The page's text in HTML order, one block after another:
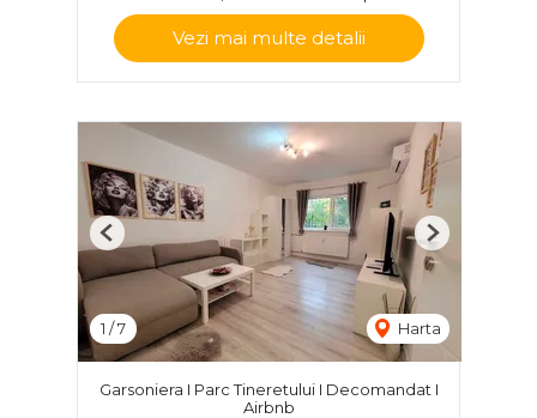
Vezi mai multe detalii
1 /7 Harta
Previous Next
Garsoniera I Parc Tineretului I Decomandat I
Airbnb